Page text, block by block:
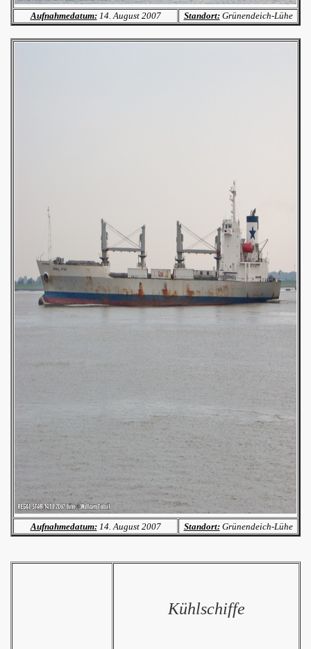
Aufnahmedatum: 14. August 2007 Standort:Grünendeich-Lühe
Aufnahmedatum: 14. August 2007 Standort: Grünendeich-Lühe
Kühlschiffe